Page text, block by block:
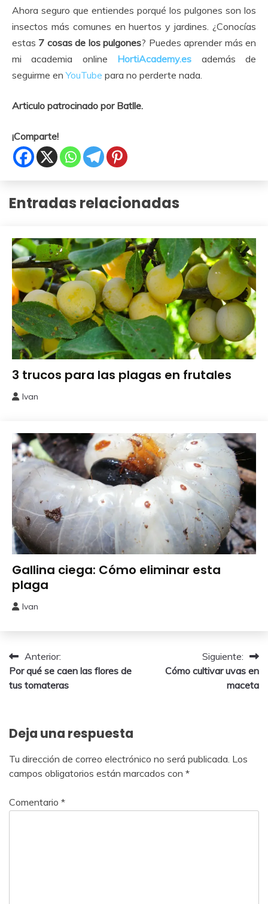
Ahora seguro que entiendes porqué los pulgones son los
insectos más comunes en huertos y jardines. ¿Conocías
estas 7 cosas de los pulgones? Puedes aprender más en
mi academia online HortiAcademy.es además de
seguirme enYouTube para no perderte nada.
Articulo patrocinado por Batlle.
¡Comparte!
Entradas relacionadas
Perjudiciales
3 trucos para las plagas en frutales
2026
Ivan
Perjudiciales
Gallina ciega: Cómo eliminar esta
plaga
agosto,
Ivan
Navegación
de
Anterior:
Por qué se caen las flores de
tus tomateras
Siguiente:
Cómo cultivar uvas en
maceta
Deja una respuesta
Tu dirección de correo electrónico no será publicada. Los
campos obligatorios están marcados con *
Comentario *